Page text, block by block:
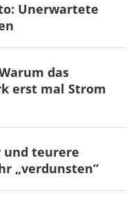
Unerwartete
das
erst mal Strom
und teurere
„verdunsten“